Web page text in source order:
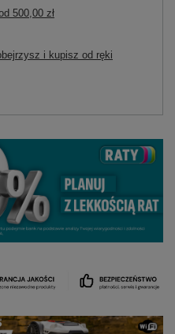
500,00 zł
i kupisz od ręki